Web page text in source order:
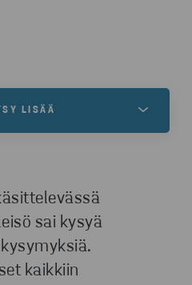
sai kysyä
kaikkiin
LISÄÄ